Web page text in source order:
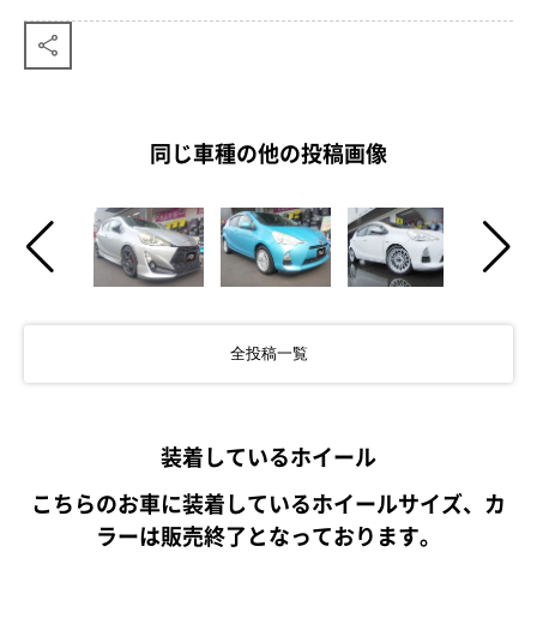
同じ車種の他の投稿画像
全投稿一覧
装着しているホイール
こちらのお車に装着しているホイールサイズ、カ
ラーは販売終了となっております。